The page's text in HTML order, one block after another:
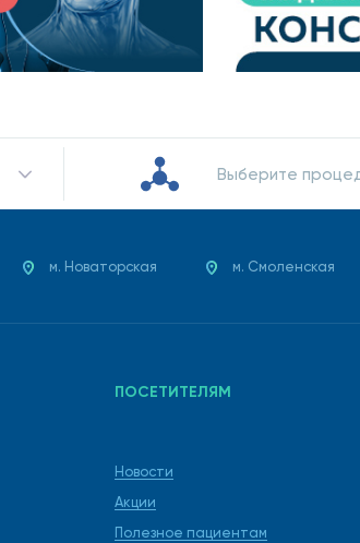
Выберите
м. Новаторская м. Смоленская
ПОСЕТИТЕЛЯМ
Новости
Акции
Полезное пациентам